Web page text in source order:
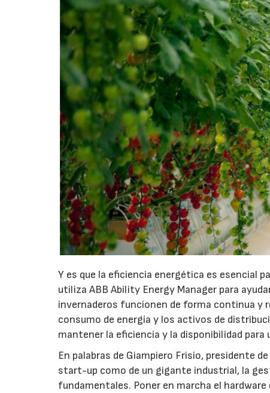
Y es que la eficiencia energética es esencial
utiliza ABB Ability Energy Manager para
invernaderos funcionen de forma continua y
consumo de energía y los activos de
mantener la eficiencia y la disponibilidad para
En palabras de Giampiero Frisio, presidente
start-up como de un gigante industrial, la
fundamentales. Poner en marcha el